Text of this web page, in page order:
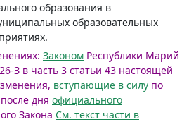
образования в
образовательных
Законом Республики Марий
З в часть 3 статьи 43 настоящей
вступающие в силу по
дня официального
Закона См. текст части в